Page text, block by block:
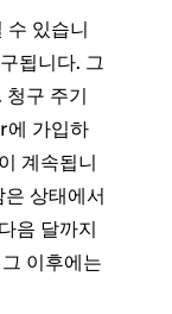
있습니
됩니다. 그
구 주기
에 가입하
계속됩니
상태에서
음 달까지
이후에는